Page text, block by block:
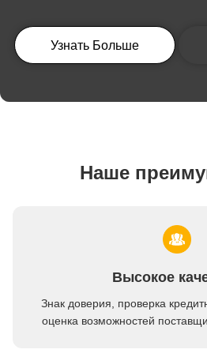
Узнать Больше
Наше
Высокое
Знак доверия, проверка
оценка возможностей